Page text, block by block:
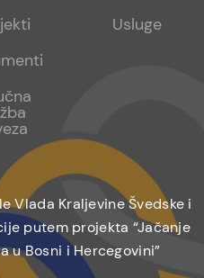
Usluge
Vlada Kraljevine Švedske i
putem projekta “Jačanje
u Bosni i Hercegovini”